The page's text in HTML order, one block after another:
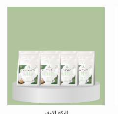
البكج الاوفر